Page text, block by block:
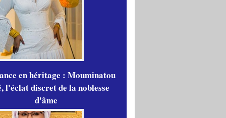
en héritage : Mouminatou
l'éclat discret de la noblesse
d'âme